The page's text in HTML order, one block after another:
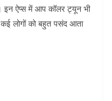
इन ऐप्स में आप कॉलर ट्यून भी
लोगों को बहुत पसंद आता